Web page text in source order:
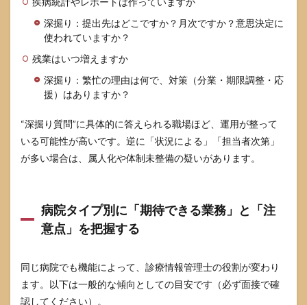
深掘り：提出先はどこですか？月次ですか？意思決定に
使われていますか？
残業はいつ増えますか
深掘り：繁忙の理由は何で、対策（分業・期限調整・応
援）はありますか？
“深掘り質問”に具体的に答えられる職場ほど、運用が整って
いる可能性が高いです。逆に「状況による」「担当者次第」
が多い場合は、属人化や体制未整備の疑いがあります。
病院タイプ別に「期待できる業務」と「注
意点」を把握する
同じ病院でも機能によって、診療情報管理士の役割が変わり
ます。以下は一般的な傾向としての目安です（必ず面接で確
認してください）。